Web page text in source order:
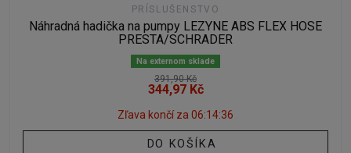
PRÍSLUŠENSTVO
Náhradná hadička na pumpy LEZYNE ABS FLEX HOSE
PRESTA/SCHRADER
Na externom sklade
391,90 Kč
344,97 Kč
Zľava končí za 06:14:35
DO KOŠÍKA